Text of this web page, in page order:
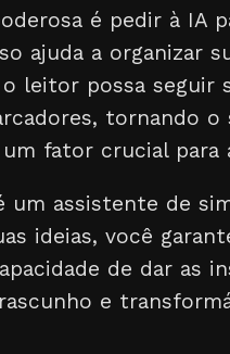
é pedir à IA
ajuda a organizar
leitor possa seguir
tornando o
fator crucial para
um assistente de
ideias, você
de dar as
e